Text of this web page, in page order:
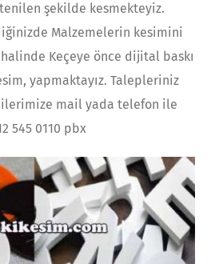
şekilde kesmekteyiz.
Malzemelerin kesimini
Keçeye önce dijital baskı
yapmaktayız. Talepleriniz
mail yada telefon ile
545 0110 pbx